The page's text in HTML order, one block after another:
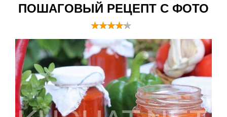
ПОШАГОВЫЙ РЕЦЕПТ С ФОТО